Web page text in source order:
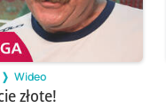
Wideo
złote!